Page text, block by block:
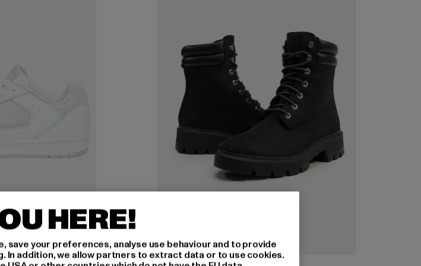
HERE!
your preferences, analyse use behaviour and to provide
addition, we allow partners to extract data or to use cookies.